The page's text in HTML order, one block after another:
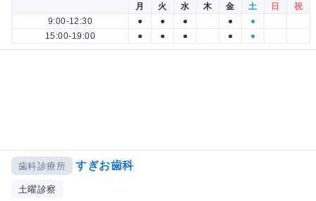
月 火 水 木 金 土 日
祝
9:00-12:30
● ● ● ●
●
15:00-19:00
● ● ● ● ●
歯科診療所 すぎお歯科
土曜診察